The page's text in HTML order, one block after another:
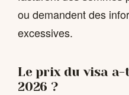
ou demandent des
excessives.
Le prix du visa
2026 ?